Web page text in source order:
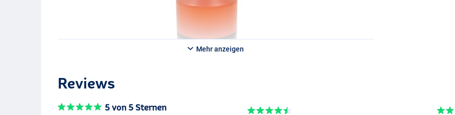
Mehr anzeigen
Reviews
5 von 5 Sternen